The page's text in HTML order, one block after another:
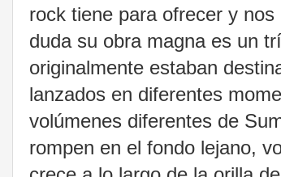
rock tiene para ofrecer y
duda su obra magna es un
originalmente estaban
lanzados en diferentes
volúmenes diferentes de
rompen en el fondo lejano,